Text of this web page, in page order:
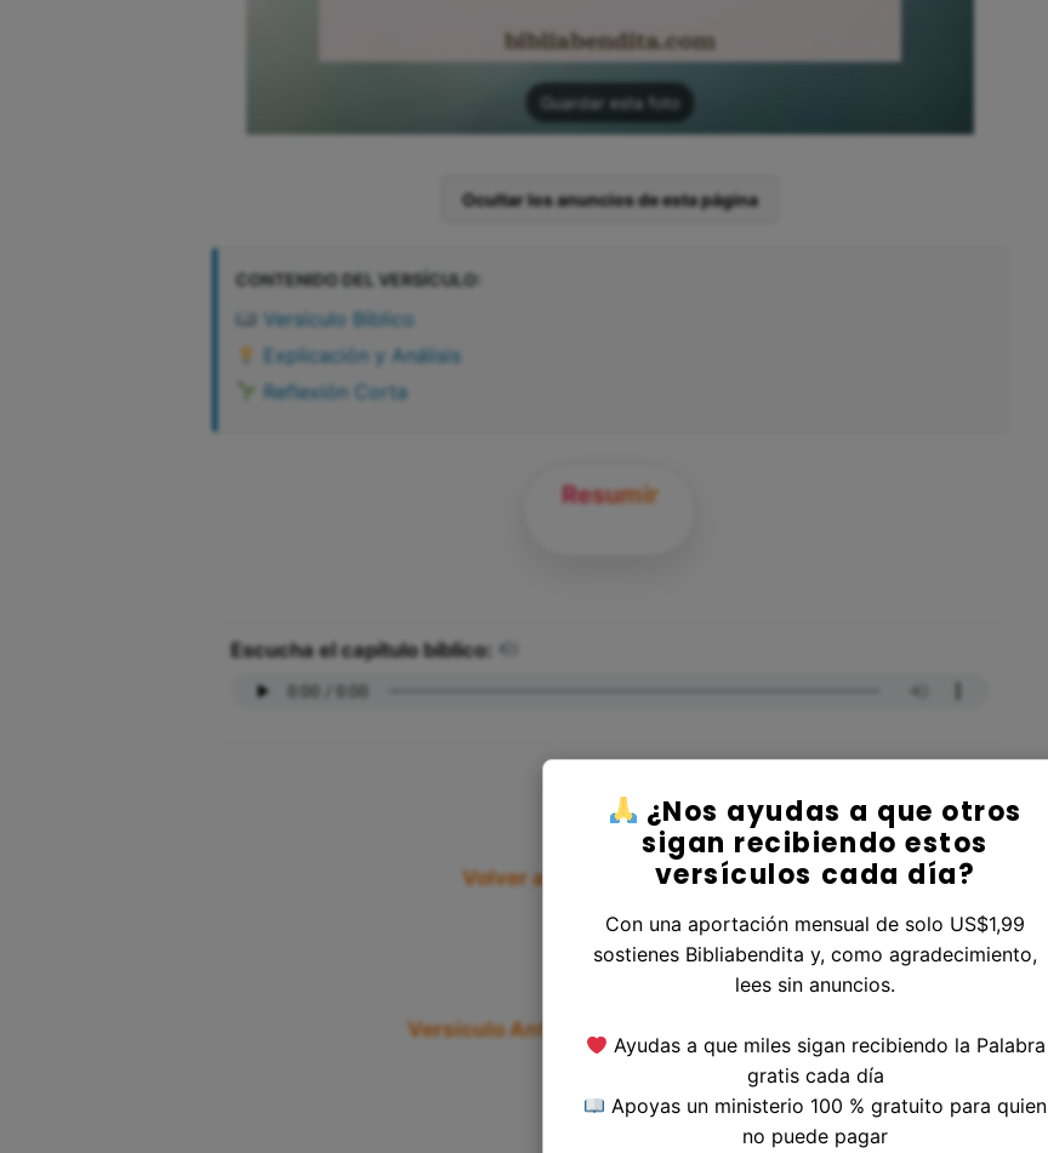
Guardar esta foto
Ocultar los anuncios de esta página
CONTENIDO DEL VERSÍCULO:
Versículo Bíblico
Explicación y Análisis
Reflexión Corta
Resumir
Escucha el capítulo bíblico:
Volver al Libro Deuteronomio
Versículo Anterior
¿Nos ayudas a que otros
sigan recibiendo estos
versículos cada día?
Con una aportación mensual de solo US$1,99
sostienes Bibliabendita y, como agradecimiento,
lees sin anuncios.
Ayudas a que miles sigan recibiendo la Palabra
gratis cada día
Apoyas un ministerio 100 % gratuito para quien
no puede pagar